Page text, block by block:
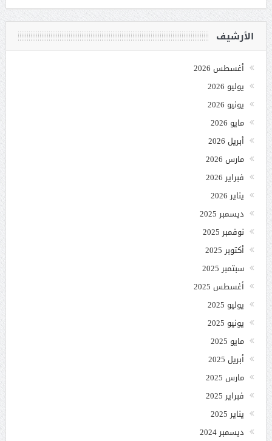
الأرشيف
أغسطس 2026
يوليو 2026
يونيو 2026
مايو 2026
أبريل 2026
مارس 2026
فبراير 2026
يناير 2026
ديسمبر 2025
نوفمبر 2025
أكتوبر 2025
سبتمبر 2025
أغسطس 2025
يوليو 2025
يونيو 2025
مايو 2025
أبريل 2025
مارس 2025
فبراير 2025
يناير 2025
ديسمبر 2024